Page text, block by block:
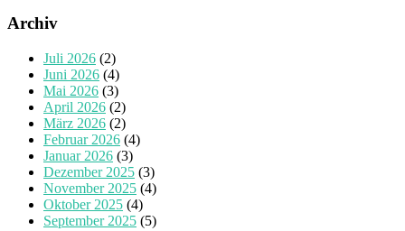
Archiv
Juli 2026 (2)
Juni 2026 (4)
Mai 2026 (3)
April 2026 (2)
März 2026 (2)
Februar 2026 (4)
Januar 2026 (3)
Dezember 2025 (3)
November 2025 (4)
Oktober 2025 (4)
September 2025 (5)